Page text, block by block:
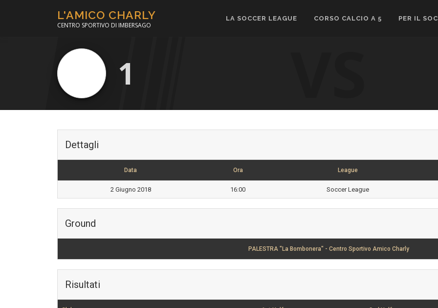
L'AMICO CHARLY
CENTRO SPORTIVO DI IMBERSAGO
LA SOCCER LEAGUE CORSO CALCIO A 5 PER IL
1
Dettagli
Data Ora League
2 Giugno 2018 16:00 Soccer League
Ground
PALESTRA "La Bombonera" - Centro Sportivo Amico Charly
Risultati